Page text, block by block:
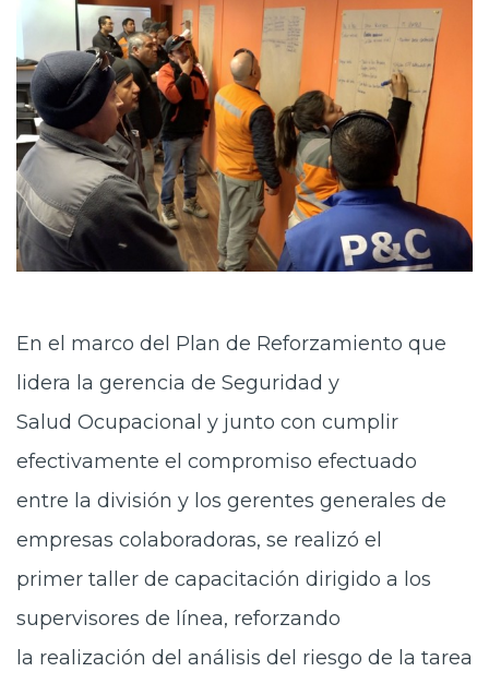
Acceso trabajadores/as
En el marco del Plan de Reforzamiento que
lidera la gerencia de Seguridad y
Salud Ocupacional y junto con cumplir
efectivamente el compromiso efectuado
entre la división y los gerentes generales de
empresas colaboradoras, se realizó el
primer taller de capacitación dirigido a los
supervisores de línea, reforzando
la realización del análisis del riesgo de la tarea